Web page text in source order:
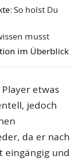
: So holst Du
musst
im Überblick
etwas
jedoch
da er nach
eingängig und